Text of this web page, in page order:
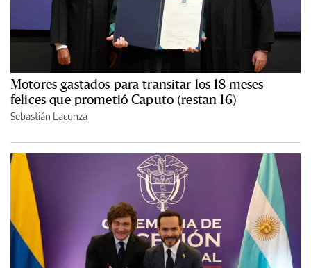
Motores gastados para transitar los 18 meses
felices que prometió Caputo (restan 16)
Sebastián Lacunza